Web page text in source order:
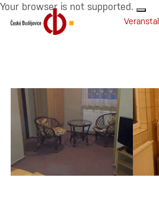
Your browser is not supported.